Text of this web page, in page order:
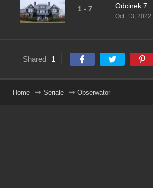
1 - 7 Odcinek 7
Oct. 13, 2022
Shared 1
Home Seriale Obserwator